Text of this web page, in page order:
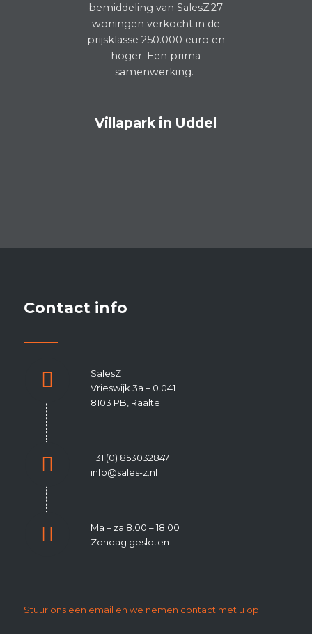
bemiddeling vanSalesZ27
woningen verkocht in de
prijsklasse 250.000 euro en
hoger. Een prima
samenwerking.
Villapark in Uddel
Contact info
SalesZ
Vrieswijk 3a – 0.041
8103 PB, Raalte
+31 (0) 853032847
info@sales-z.nl
Ma – za 8.00 – 18.00
Zondag gesloten
Stuur ons een email en we nemen contact met u op.